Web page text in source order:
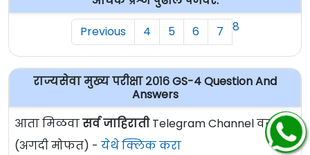
Previous
4 5 6 7 8
राज्यसेवा मुख्य परीक्षा २०१६ GS-4 Question And
Answers
आता मिळवासर्व जाहिरातीTelegram Channel वर
(अगदी मोफत) - येथे क्लिक करा